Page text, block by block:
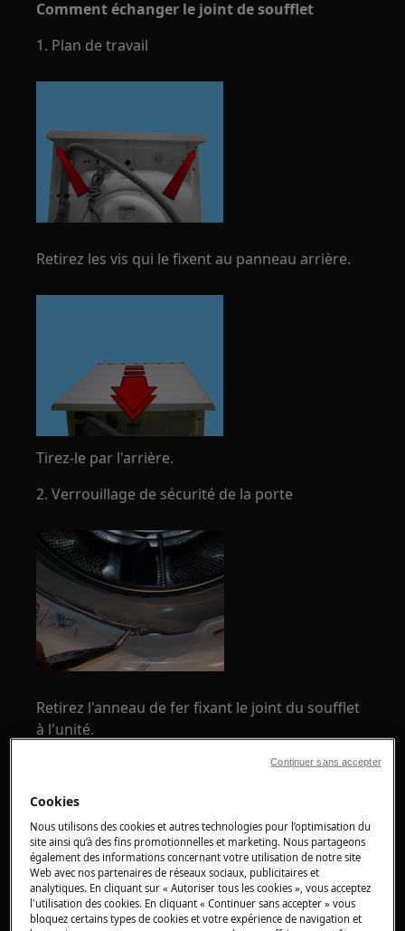
Comment échanger le joint de soufflet
1. Plan de travail
Retirez les vis qui le fixent au panneau arrière.
Tirez-le par l'arrière.
2. Verrouillage de sécurité de la porte
Retirez l'anneau de fer fixant le joint du soufflet
à l'unité.
Retirez la partie du joint de soufflet concerné de
Cookies
Nous utilisons des cookies et autres technologies pour l’optimisation du
site ainsi qu’à des fins promotionnelles et marketing. Nous partageons
également des informations concernant votre utilisation de notre site
Web avec nos partenaires de réseaux sociaux, publicitaires et
analytiques. En cliquant sur « Autoriser tous les cookies », vous acceptez
l'utilisation des cookies. En cliquant « Continuer sans accepter » vous
bloquez certains types de cookies et votre expérience de navigation et
Continuer sans accepter